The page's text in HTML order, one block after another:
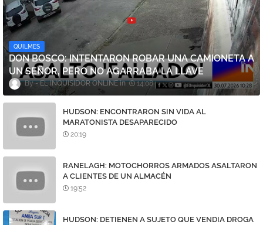
QUILMES
DON BOSCO: INTENTARON ROBAR UNA CAMIONETA A
UN SEÑOR, PERO NO AGARRABA LA LLAVE
EL INQUISIDOR ONLINE 14:08
HUDSON: ENCONTRARON SIN VIDA AL
MARATONISTA DESAPARECIDO
20:19
RANELAGH: MOTOCHORROS ARMADOS ASALTARON
A CLIENTES DE UN ALMACÉN
19:52
HUDSON: DETIENEN A SUJETO QUE VENDIA DROGA